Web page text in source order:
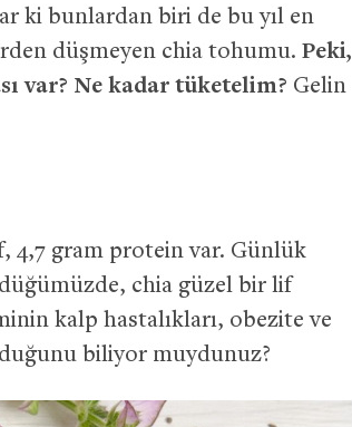
ki bunlardan biri de bu yıl en
düşmeyen chia tohumu. Peki,
var? Ne kadar tüketelim? Gelin
4,7 gram protein var. Günlük
chia güzel bir lif
kalp hastalıkları, obezite ve
biliyor muydunuz?